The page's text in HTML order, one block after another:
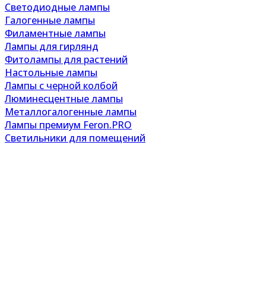
Светодиодные лампы
Галогенные лампы
Филаментные лампы
Лампы для гирлянд
Фитолампы для растений
Настольные лампы
Лампы с черной колбой
Люминесцентные лампы
Металлогалогенные лампы
Лампы премиум Feron.PRO
Светильники для помещений